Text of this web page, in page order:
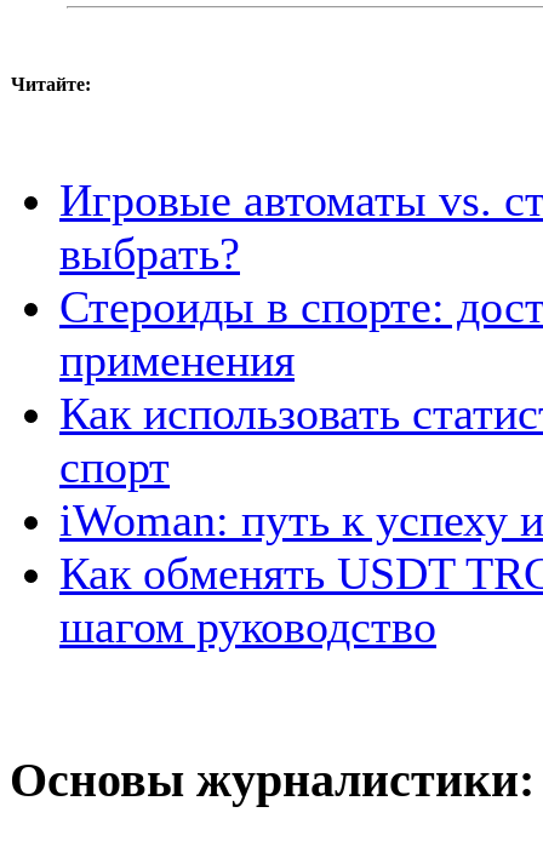
Читайте:
Игровые автоматы vs.
выбрать?
Стероиды в спорте:
применения
Как использовать
спорт
iWoman: путь к успеху
Как обменять USDT
шагом руководство
Основы журналистики: